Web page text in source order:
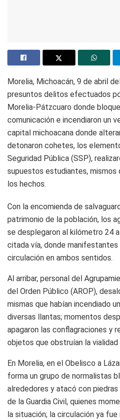
Morelia, Michoacán, 9 de abril
presuntos delitos efectuados
Morelia-Pátzcuaro donde
comunicación e incendiaron un
capital michoacana donde
detonaron cohetes, los
Seguridad Pública (SSP),
supuestos estudiantes, mismos
los hechos.
Con la encomienda de
patrimonio de la población, los
se desplegaron al kilómetro 24
citada vía, donde manifestantes
circulación en ambos sentidos.
Al arribar, personal del
del Orden Público (AROP),
mismas que habían incendiado
diversas llantas; momentos
apagaron las conflagraciones y
objetos que obstruían la vialidad
En Morelia, en el Obelisco a
forma un grupo de normalistas
alrededores y atacó con
de la Guardia Civil, quienes
la situación; la circulación ya